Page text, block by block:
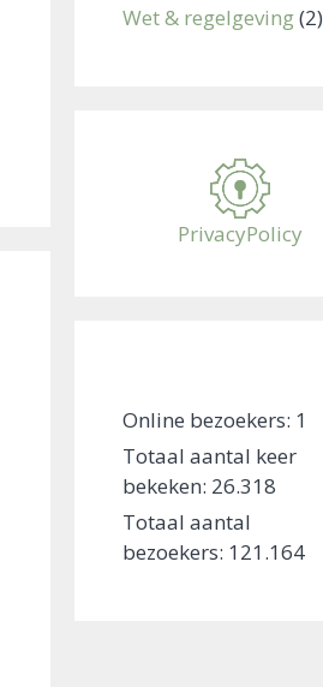
Wet & regelgeving(2)
PrivacyPolicy
Online bezoekers: 1
Totaal aantal keer
bekeken: 26.318
Totaal aantal
bezoekers: 121.164